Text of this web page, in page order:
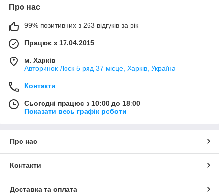
Про нас
99% позитивних з 263 відгуків за рік
Працює з 17.04.2015
м. Харків
Авторинок Лоск 5 ряд 37 місце, Харків, Україна
Контакти
Сьогодні працює з 10:00 до 18:00
Показати весь графік роботи
Про нас
Контакти
Доставка та оплата